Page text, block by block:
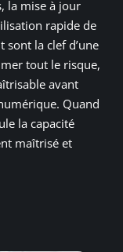
la mise à jour
rapide de
sont la clef d’une
tout le risque,
avant
Quand
la capacité
maîtrisé et